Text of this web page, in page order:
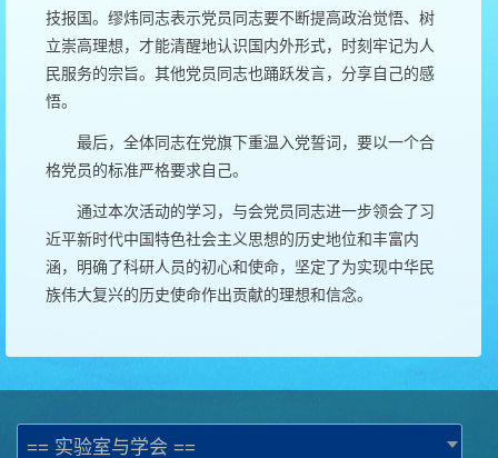
技报国。缪炜同志表示党员同志要不断提高政治觉悟、树
立崇高理想，才能清醒地认识国内外形式，时刻牢记为人
民服务的宗旨。其他党员同志也踊跃发言，分享自己的感
悟。
最后，全体同志在党旗下重温入党誓词，要以一个合
格党员的标准严格要求自己。
通过本次活动的学习，与会党员同志进一步领会了习
近平新时代中国特色社会主义思想的历史地位和丰富内
涵，明确了科研人员的初心和使命，坚定了为实现中华民
族伟大复兴的历史使命作出贡献的理想和信念。
== 实验室与学会 ==